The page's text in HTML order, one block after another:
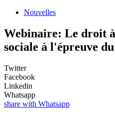
Nouvelles
Webinaire: Le droit
sociale à l'épreuve
Twitter
Facebook
Linkedin
Whatsapp
share with Whatsapp